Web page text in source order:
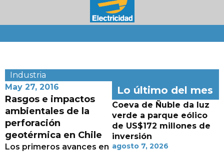
Industria
May 27, 2016
Rasgos e impactos
ambientales de la
perforación
geotérmica en Chile
Los primeros avances en
Lo último del mes
Coeva de Ñuble da luz
verde a parque eólico
de US$172 millones de
inversión
agosto 7, 2026